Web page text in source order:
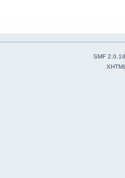
SMF 2.0.19